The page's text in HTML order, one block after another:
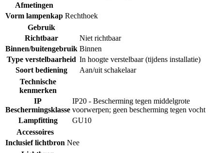
Afmetingen
Vorm lampenkap Rechthoek
Gebruik
Richtbaar
Niet richtbaar
Binnen/buitengebruik Binnen
Type verstelbaarheid In hoogte verstelbaar (tijdens installatie)
Soort bediening
Aan/uit schakelaar
Technische
kenmerken
IP
Beschermingsklasse
IP20 - Bescherming tegen middelgrote
voorwerpen; geen bescherming tegen vocht
Lampfitting
GU10
Accessoires
Inclusief lichtbron Nee